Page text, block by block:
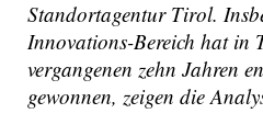
Standortagentur Tirol.
Innovations-Bereich hat in
vergangenen zehn Jahren
gewonnen, zeigen die